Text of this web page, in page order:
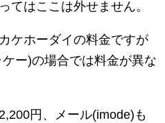
てはここは外せません。
ケホーダイの料金ですが
ー)の場合では料金が異な
円、メール(imode)も